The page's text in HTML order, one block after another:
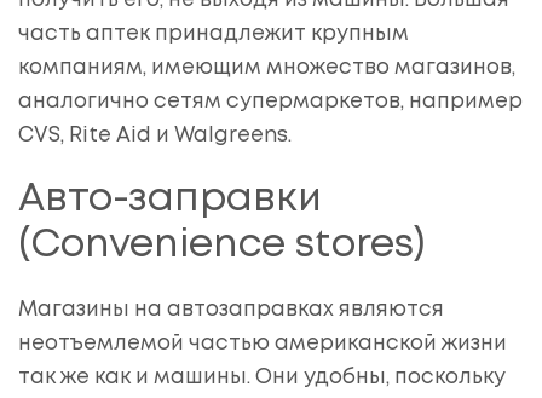
часть аптек принадлежит крупным
компаниям, имеющим множество магазинов,
аналогично сетям супермаркетов, например
CVS, Rite Aid и Walgreens.
Авто-заправки
(Convenience stores)
Магазины на автозаправках являются
неотъемлемой частью американской жизни
так же как и машины. Они удобны, поскольку